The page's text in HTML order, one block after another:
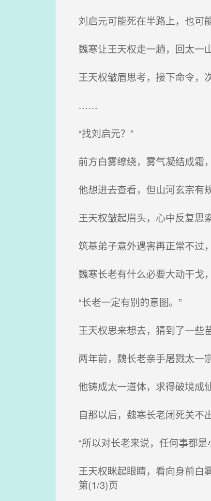
刘启元可能死在半路上，也可
魏寒让王天权走一趟，回太一
王天权皱眉思考，接下命令，
……
“找刘启元？”
前方白雾缭绕，雾气凝结成霜
他想进去查看，但山河玄宗有
王天权皱起眉头，心中反复思
筑基弟子意外遇害再正常不过
魏寒长老有什么必要大动干戈
“长老一定有别的意图。”
王天权思来想去，猜到了一些苗
两年前，魏长老亲手屠戮太一
他铸成太一道体，求得破境成
自那以后，魏寒长老闭死关不
“所以对长老来说，任何事都是
王天权眯起眼睛，看向身前白
第(1/3)页